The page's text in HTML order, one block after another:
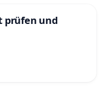
prüfen und